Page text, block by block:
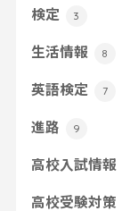
検定 3
生活情報 8
英語検定 7
進路 9
高校入試情報
高校受験対策